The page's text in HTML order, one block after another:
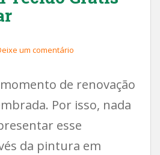
um comentário
de renovação
Por isso, nada
esse
da pintura em